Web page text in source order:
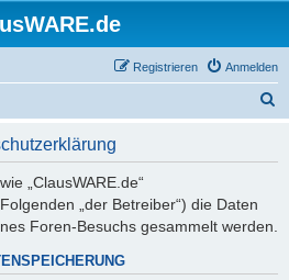
Anmelden
Registrieren
„ClausWARE.de“
„der Betreiber“) die Daten
Foren-Besuchs gesammelt werden.